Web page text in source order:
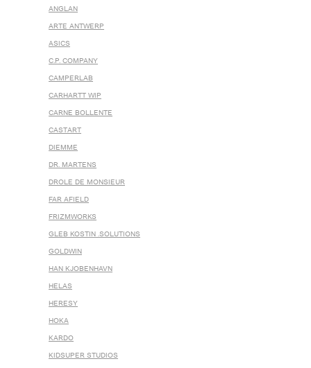
ANGLAN
ARTE ANTWERP
ASICS
C.P. COMPANY
CAMPERLAB
CARHARTT WIP
CARNE BOLLENTE
CASTART
DIEMME
DR. MARTENS
DROLE DE MONSIEUR
FAR AFIELD
FRIZMWORKS
GLEB KOSTIN .SOLUTIONS
GOLDWIN
HAN KJOBENHAVN
HELAS
HERESY
HOKA
KARDO
KIDSUPER STUDIOS